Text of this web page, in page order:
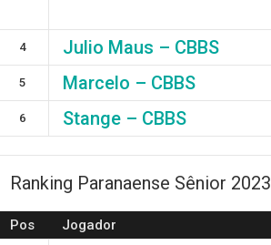
4 Julio Maus – CBBS
5 Marcelo – CBBS
6 Stange – CBBS
Ranking Paranaense Sênior 2023
Pos Jogador